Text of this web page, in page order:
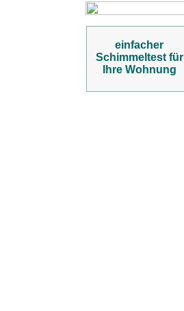
einfacher
Schimmeltest für
Ihre Wohnung